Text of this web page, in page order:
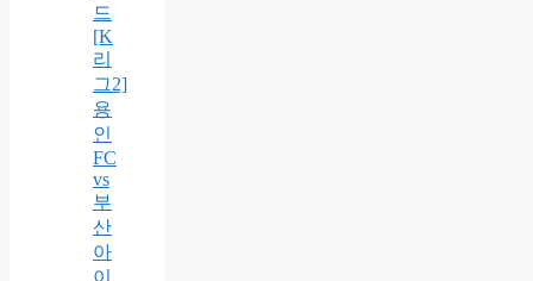
드
[K
리
그2]
용
인
FC
vs
부
산
아
이